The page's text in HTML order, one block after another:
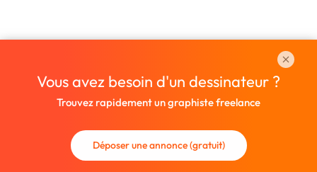
Vous avez besoin d'un dessinateur ?
Trouvez rapidement un graphiste freelance
Déposer une annonce (gratuit)